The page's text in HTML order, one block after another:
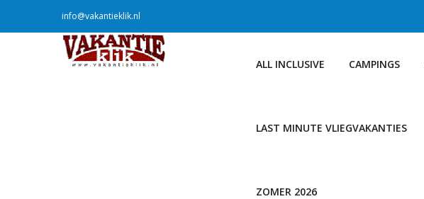
info@vakantieklik.nl
ALL INCLUSIVE CAMPINGS
LAST MINUTE VLIEGVAKANTIES
ZOMER 2026